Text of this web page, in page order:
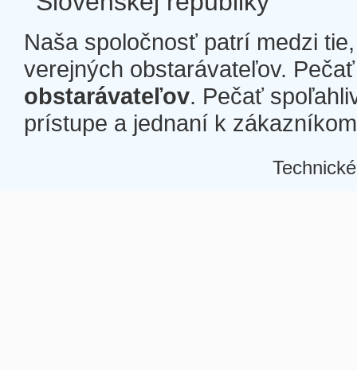
Naša spoločnosť patrí medzi
verejných obstarávateľov.
obstarávateľov. Pečať
prístupe a jednaní k